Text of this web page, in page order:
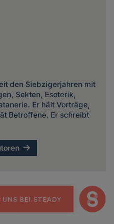
den Siebzigerjahren mit
Sekten, Esoterik,
Er hält Vorträge,
Betroffene. Er schreibt